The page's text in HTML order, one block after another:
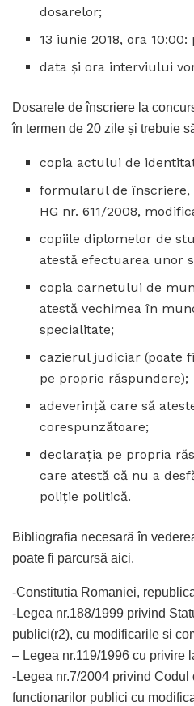
dosarelor;
13 iunie 2018, ora
data și ora interviului
Dosarele de înscriere la
în termen de 20 zile și trebuie
copia actului de
formularul de înscriere,
HG nr. 611/2008,
copiile diplomelor de
atestă efectuarea unor
copia carnetului de
atestă vechimea în
specialitate;
cazierul judiciar (poate
pe proprie răspundere);
adeverinţă care să
corespunzătoare;
declaraţia pe propria
care atestă că nu a
poliţie politică.
Bibliografia necesară în
poate fi parcursă aici.
-Constitutia Romaniei,
-Legea nr.188/1999 privind
publici(r2), cu modificarile si
– Legea nr.119/1996 cu privire
-Legea nr.7/2004 privind Codul
functionarilor publici cu